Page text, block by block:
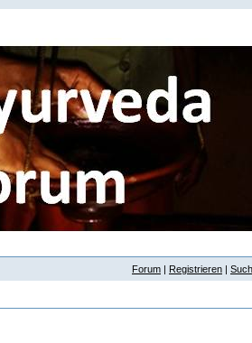
Forum | Registrieren |